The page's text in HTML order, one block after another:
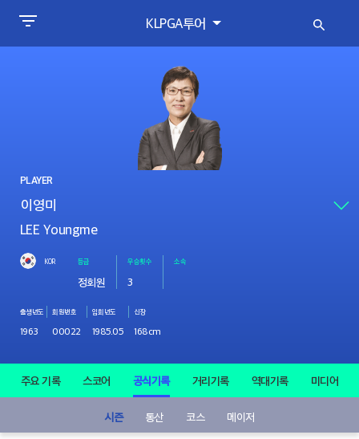
KLPGA투어
PLAYER
LEE Youngme
KOR 등급
정회원
우승횟수
3
소속
출생년도
1963
회원번호
00022
입회년도
1985.05
신장
168cm
주요 기록 스코어 공식기록 거리기록 역대기록 미디어
시즌 통산 코스 메이저